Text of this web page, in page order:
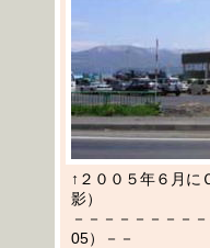
↑２００５年６月に
影）
－－－－－－－－
05）－－